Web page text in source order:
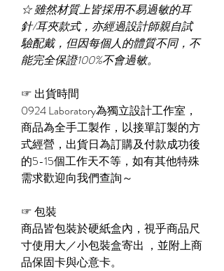
☆雖然材質上皆採用不易過敏的耳
針/耳夾款式，亦經過設計師親自試
驗配戴，但因每個人的體質不同，不
能完全保證100%不會過敏。
☞ 出貨時間
0924 Laboratory為獨立設計工作室，
商品為全手工製作，以接單訂製的方
式經營，出貨日為訂購及付款成功後
的5-15個工作天不等，如有其他特殊
需求歡迎向我們查詢～
☞包裝
商品皆包裝於硬紙盒內，視乎商品尺
寸使用大／小包裝盒寄出 ，並附上商
品保固卡與心意卡。